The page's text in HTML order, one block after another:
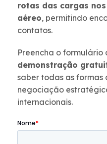
rotas das cargas
aéreo, permitindo
contatos.
Preencha o formulário
demonstração
saber todas as formas
negociação
internacionais.